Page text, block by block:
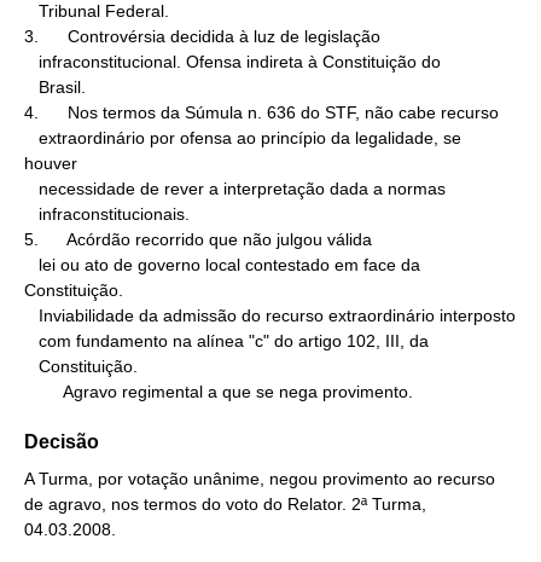
3.      Controvérsia decidida à luz de legislação
4.      Nos termos da Súmula n. 636 do STF, não cabe recurso
houver
5.      Acórdão recorrido que não julgou válida
Constituição.
        Agravo regimental a que se nega provimento.
Decisão
A Turma, por votação unânime, negou provimento ao recurso
de agravo, nos termos do voto do Relator. 2ª Turma,
04.03.2008.